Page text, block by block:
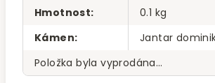
Hmotnost:
0.1 kg
Kámen:
Jantar
Položka byla vyprodána…